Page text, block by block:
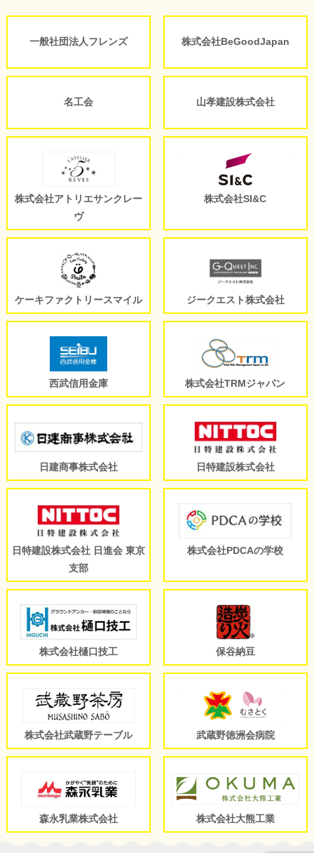
一般社団法人フレンズ 株式会社BeGoodJapan
名工会 山孝建設株式会社
株式会社アトリエサンクレー
ヴ
株式会社SI&C
ケーキファクトリースマイル ジークエスト株式会社
西武信用金庫 株式会社TRMジャパン
日建商事株式会社 日特建設株式会社
日特建設株式会社 日進会 東京
支部
株式会社PDCAの学校
株式会社樋口技工 保谷納豆
株式会社武蔵野テーブル 武蔵野徳洲会病院
森永乳業株式会社 株式会社大熊工業